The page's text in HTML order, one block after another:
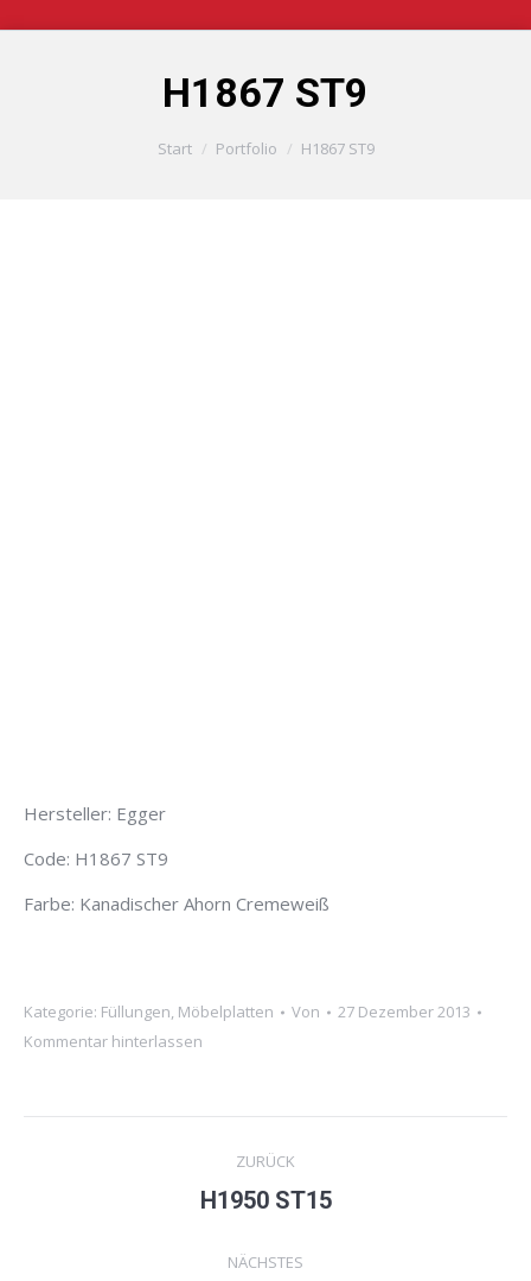
H1867 ST9
Sie befinden sich hier:
Start Portfolio H1867 ST9
Hersteller: Egger
Code: H1867 ST9
Farbe: Kanadischer Ahorn Cremeweiß
Kategorie: Füllungen, Möbelplatten Von
27 Dezember 2013
Kommentar hinterlassen
navigation
ZURÜCK
Previous
H1950 ST15
NÄCHSTES